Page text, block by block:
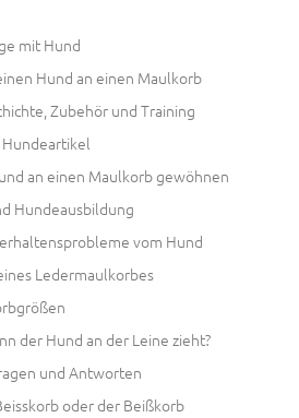
mit Hund
Hund an einen Maulkorb
Zubehör und Training
an einen Maulkorb gewöhnen
Hundeausbildung
vom Hund
Ledermaulkorbes
der Hund an der Leine zieht?
und Antworten
oder der Beißkorb